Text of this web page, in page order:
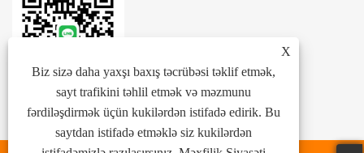
X
Biz sizə daha yaxşı baxış təcrübəsi təklif etmək,
sayt trafikini təhlil etmək və məzmunu
fərdiləşdirmək üçün kukilərdən istifadə edirik. Bu
saytdan istifadə etməklə siz kukilərdən